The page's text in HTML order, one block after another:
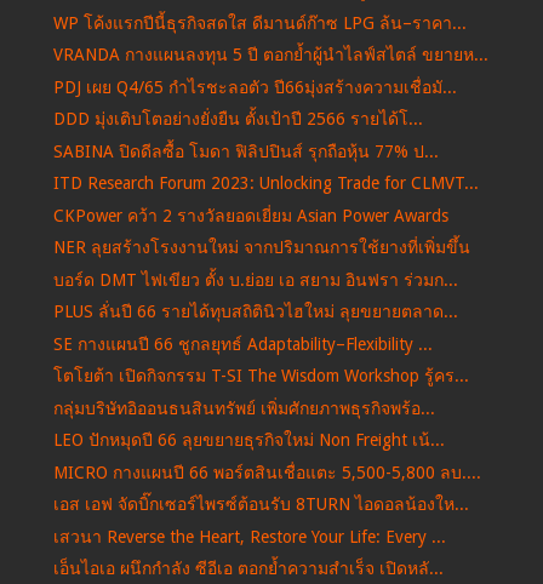
WP โค้งแรกปีนี้ธุรกิจสดใส ดีมานด์ก๊าซ LPG ล้น–ราคา...
VRANDA กางแผนลงทุน 5 ปี ตอกย้ำผู้นำไลฟ์สไตล์ ขยายห...
PDJ เผย Q4/65 กำไรชะลอตัว ปี66มุ่งสร้างความเชื่อมั...
DDD มุ่งเติบโตอย่างยั่งยืน ตั้งเป้าปี 2566 รายได้โ...
SABINA ปิดดีลซื้อ โมดา ฟิลิปปินส์ รุกถือหุ้น 77% ป...
ITD Research Forum 2023: Unlocking Trade for CLMVT...
CKPower คว้า 2 รางวัลยอดเยี่ยม Asian Power Awards
NER ลุยสร้างโรงงานใหม่ จากปริมาณการใช้ยางที่เพิ่มขึ้น
บอร์ด DMT ไฟเขียว ตั้ง บ.ย่อย เอ สยาม อินฟรา ร่วมก...
PLUS ลั่นปี 66 รายได้ทุบสถิตินิวไฮใหม่ ลุยขยายตลาด...
SE กางแผนปี 66 ชูกลยุทธ์ Adaptability–Flexibility ...
โตโยต้า เปิดกิจกรรม T-SI The Wisdom Workshop รู้คร...
กลุ่มบริษัทอิออนธนสินทรัพย์ เพิ่มศักยภาพธุรกิจพร้อ...
LEO ปักหมุดปี 66 ลุยขยายธุรกิจใหม่ Non Freight เน้...
MICRO กางแผนปี 66 พอร์ตสินเชื่อแตะ 5,500-5,800 ลบ....
เอส เอฟ จัดบิ๊กเซอร์ไพรซ์ต้อนรับ 8TURN ไอดอลน้องให...
เสวนา Reverse the Heart, Restore Your Life: Every ...
เอ็นไอเอ ผนึกกำลัง ซีอีเอ ตอกย้ำความสำเร็จ เปิดหลั...